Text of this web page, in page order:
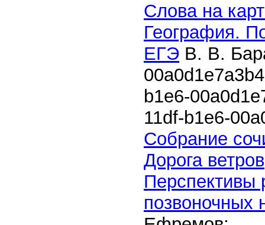
Слова на
География.
ЕГЭ В. В.
00a0d1e7a3b4
b1e6-
11df-b1e6-
Собрание
Дорога ветров
Перспективы
позвоночных